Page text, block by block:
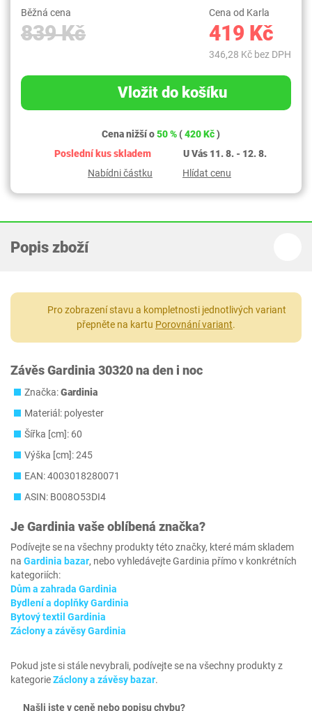
Běžná cena
839 Kč
Cena od Karla
419 Kč
346,28 Kč bez DPH
Vložit do košíku
Cena nižší o50 %(420 Kč)
Poslední kus skladem
U Vás 11. 8. - 12. 8.
Nabídni částku
Hlídat cenu
Popis zboží
Pro zobrazení stavu a kompletnosti jednotlivých variant
přepněte na kartu Porovnání variant.
Závěs Gardinia 30320 na den i noc
Značka:Gardinia
Materiál: polyester
Šířka [cm]: 60
Výška [cm]: 245
EAN: 4003018280071
ASIN: B008O53DI4
JeGardinia vaše oblíbená značka?
Podívejte se na všechny produkty této značky, které mám skladem
na Gardinia bazar, nebo vyhledávejte Gardinia přímo v konkrétních
kategoriích:
Dům a zahrada Gardinia
Bydlení a doplňky Gardinia
Bytový textil Gardinia
Záclony a závěsy Gardinia
Pokud jste si stále nevybrali, podívejte se na všechny produkty z
kategorieZáclony a závěsy bazar.
Našli jste v ceně nebo popisu chybu?